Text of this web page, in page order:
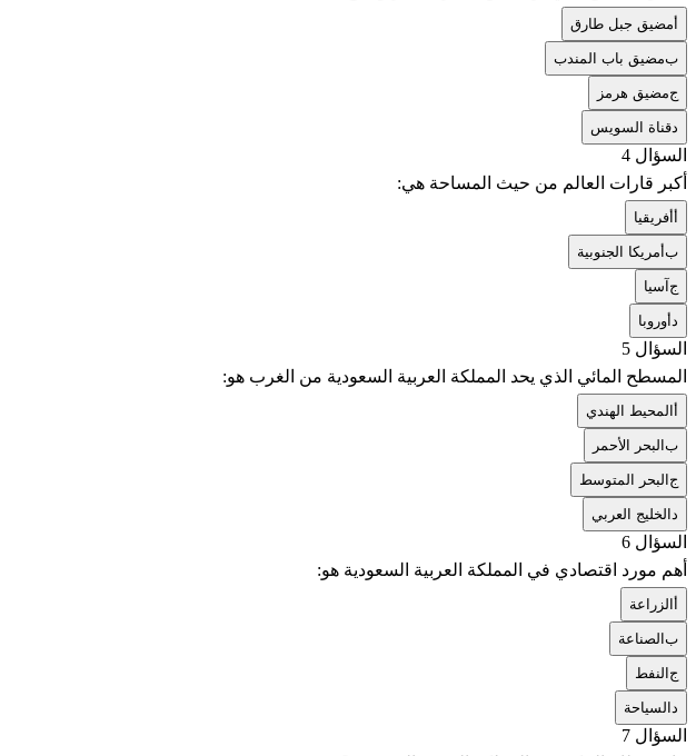
أمضيق جبل طارق
بمضيق باب المندب
جمضيق هرمز
دقناة السويس
السؤال 4
أكبر قارات العالم من حيث المساحة هي:
أأفريقيا
بأمريكا الجنوبية
ج آسيا
د أوروبا
السؤال 5
المسطح المائي الذي يحد المملكة العربية السعودية من الغرب هو:
أ المحيط الهندي
ب البحر الأحمر
ج البحر المتوسط
د الخليج العربي
السؤال 6
أهم مورد اقتصادي في المملكة العربية السعودية هو:
أ الزراعة
ب الصناعة
ج النفط
د السياحة
السؤال 7